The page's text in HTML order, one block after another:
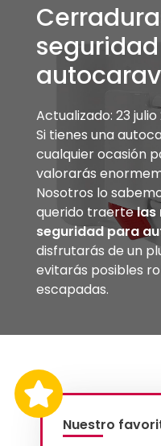
Actualizado: 23 julio
Si tienes una
cualquier ocasión
valorarás
Nosotros lo
querido traertelas
seguridad para
disfrutarás de un
evitarás posibles
escapadas.
Nuestro